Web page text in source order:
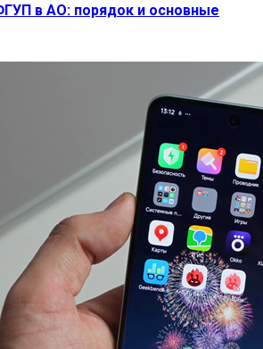
в АО: порядок и основные